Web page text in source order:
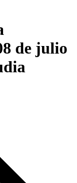
de julio